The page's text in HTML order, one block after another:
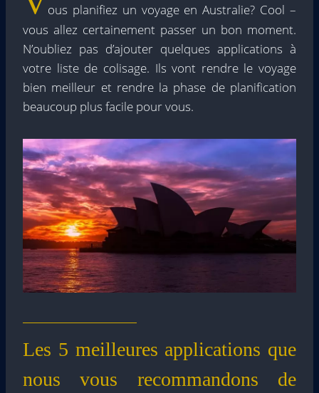
ous planifiez un voyage en Australie? Cool –
vous allez certainement passer un bon moment.
N’oubliez pas d’ajouter quelques applications à
votre liste de colisage. Ils vont rendre le voyage
bien meilleur et rendre la phase de planification
beaucoup plus facile pour vous.
Les 5 meilleures applications que
nous vous recommandons de